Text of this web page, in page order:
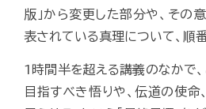
版」から変更した部分や、その
表されている真理について、順
1時間半を超える講義のなかで
目指すべき悟りや、伝道の使命